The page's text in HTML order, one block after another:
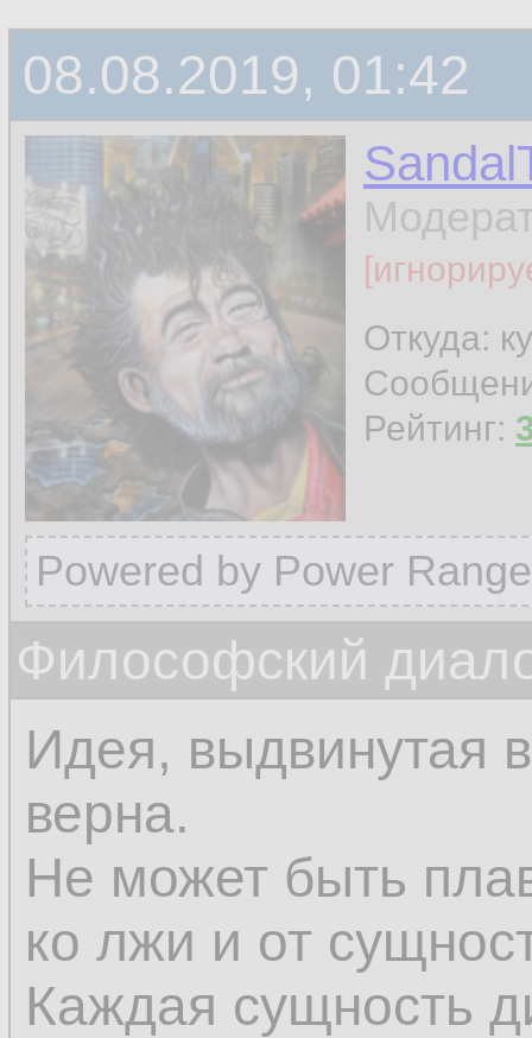
08.08.2019, 01:42
Откуда:
Рейтинг:
Powered by Power
Философский
Идея, выдвинутая
верна.
Не может быть
ко лжи и от
Каждая сущность